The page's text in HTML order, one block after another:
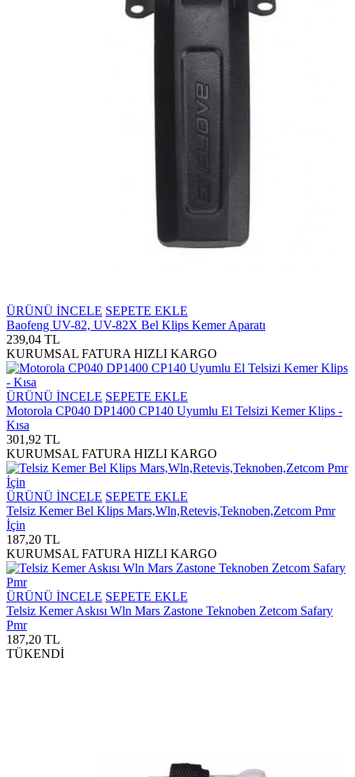
ÜRÜNÜ İNCELE SEPETE EKLE
Baofeng UV-82, UV-82X Bel Klips Kemer Aparatı
239,04 TL
KURUMSAL FATURA HIZLI KARGO
ÜRÜNÜ İNCELE SEPETE EKLE
Motorola CP040 DP1400 CP140 Uyumlu El Telsizi Kemer Klips -
Kısa
301,92 TL
KURUMSAL FATURA HIZLI KARGO
ÜRÜNÜ İNCELE SEPETE EKLE
Telsiz Kemer Bel Klips Mars,Wln,Retevis,Teknoben,Zetcom Pmr
İçin
187,20 TL
KURUMSAL FATURA HIZLI KARGO
ÜRÜNÜ İNCELE SEPETE EKLE
Telsiz Kemer Askısı Wln Mars Zastone Teknoben Zetcom Safary
Pmr
187,20 TL
TÜKENDİ